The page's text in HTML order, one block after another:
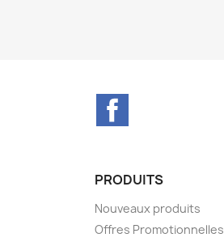
PRODUITS
Nouveaux produits
Offres Promotionnelles